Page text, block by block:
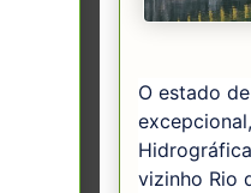
O estado
vizinho Rio